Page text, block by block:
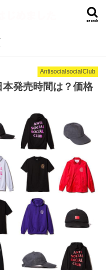
search
AntisocialsocialClub
発売時間は？価格